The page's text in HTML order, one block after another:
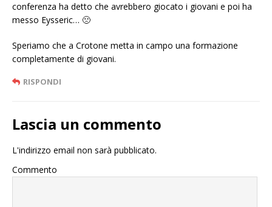
conferenza ha detto che avrebbero giocato i giovani e poi ha
messo Eysseric… 🙁
Speriamo che a Crotone metta in campo una formazione
completamente di giovani.
RISPONDI
Lascia un commento
L'indirizzo email non sarà pubblicato.
Commento